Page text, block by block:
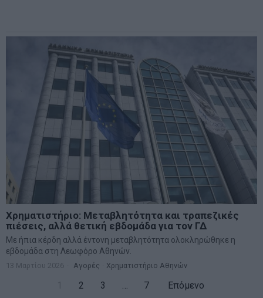
Χρηματιστήριο: Μεταβλητότητα και τραπεζικές
πιέσεις, αλλά θετική εβδομάδα για τον ΓΔ
Με ήπια κέρδη αλλά έντονη μεταβλητότητα ολοκληρώθηκε η
εβδομάδα στη Λεωφόρο Αθηνών.
13 Μαρτίου 2026 Αγορές Χρηματιστήριο Αθηνών
2 3 7 Επόμενο